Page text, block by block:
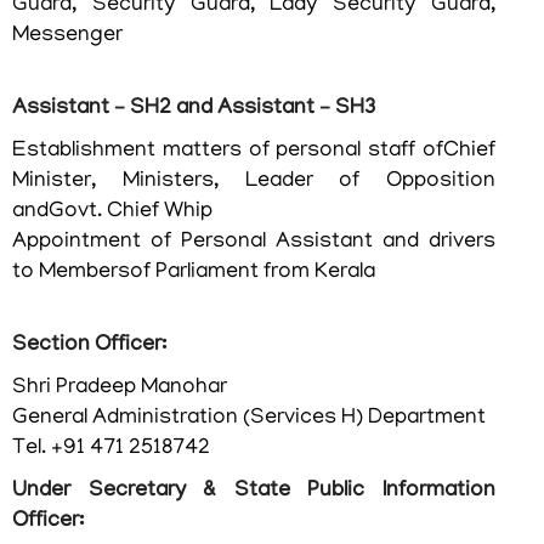
FOOTER
ബാധ്യതാനിരാകരണം
വ്യവസ്ഥകളും
നിബന്ധനകളും
കാര്യനിർവഹണചട്ടങ്ങൾ
ഓർഡർ
ഓഫ്
പ്രെസിഡൻസ്
Guard, Security Guard, Lady Security Guard,
Messenger
Assistant – SH2 and Assistant – SH3
Establishment matters of personal staff ofChief
Minister, Ministers, Leader of Opposition
andGovt. Chief Whip
Appointment of Personal Assistant and drivers
to Membersof Parliament from Kerala
Section Officer:
Shri Pradeep Manohar
General Administration (Services H) Department
Tel. +91 471 2518742
Under Secretary & State Public Information
Officer: